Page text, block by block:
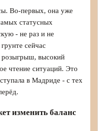
Во‑первых, она уже
статусных
- не раз и не
сейчас
розыгрыш, высокий
чтение ситуаций. Это
в Мадриде - с тех
изменить баланс